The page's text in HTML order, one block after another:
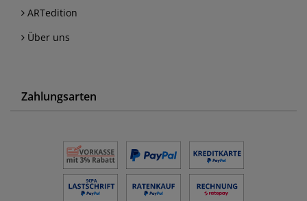
ARTedition
Über uns
Zahlungsarten